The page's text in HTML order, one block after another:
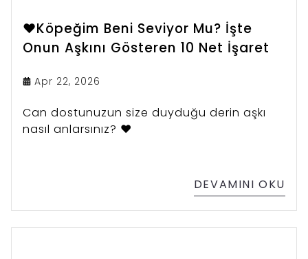
❤️Köpeğim Beni Seviyor Mu? İşte
Onun Aşkını Gösteren 10 Net İşaret
Apr 22, 2026
Can dostunuzun size duyduğu derin aşkı
nasıl anlarsınız? ❤️
DEVAMINI OKU